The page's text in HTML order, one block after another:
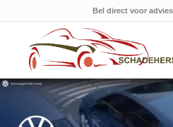
Bel direct voor